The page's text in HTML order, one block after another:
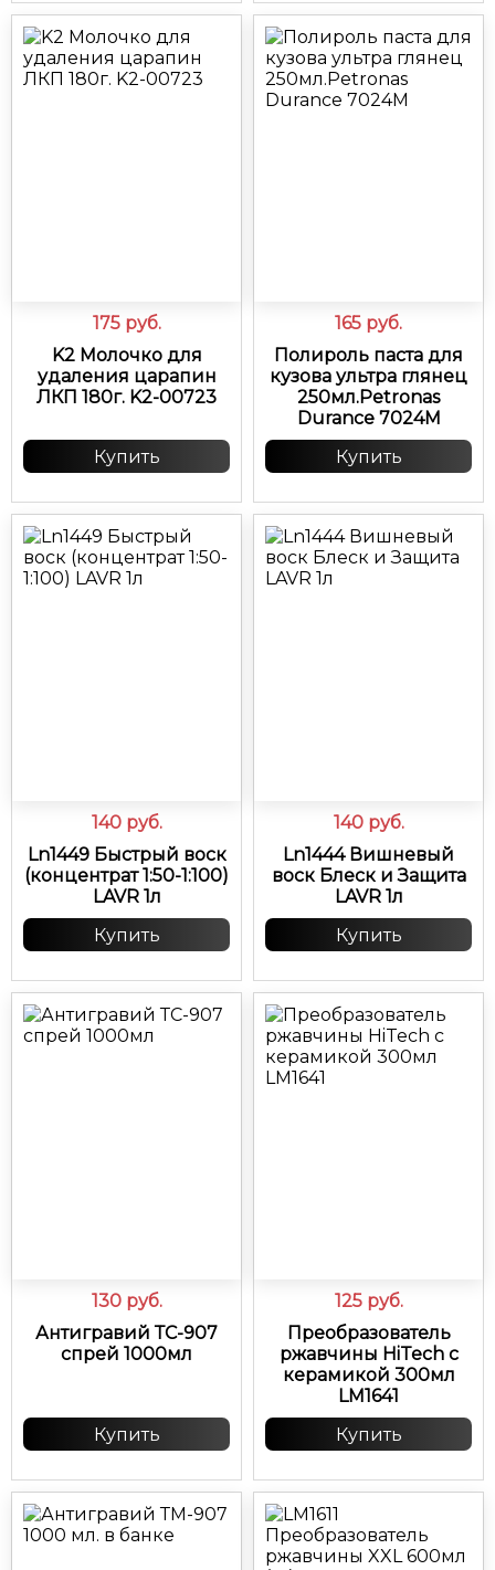
175 руб.
K2 Молочко для
удаления царапин
ЛКП 180г. K2-00723
Купить
165 руб.
Полироль паста для
кузова ультра глянец
250мл.Petronas
Durance 7024M
Купить
140 руб.
Ln1449 Быстрый воск
(концентрат 1:50-1:100)
LAVR 1л
Купить
140 руб.
Ln1444 Вишневый
воск Блеск и Защита
LAVR 1л
Купить
130 руб.
Антигравий ТС-907
спрей 1000мл
Купить
125 руб.
Преобразователь
ржавчины HiTech c
керамикой 300мл
LM1641
Купить